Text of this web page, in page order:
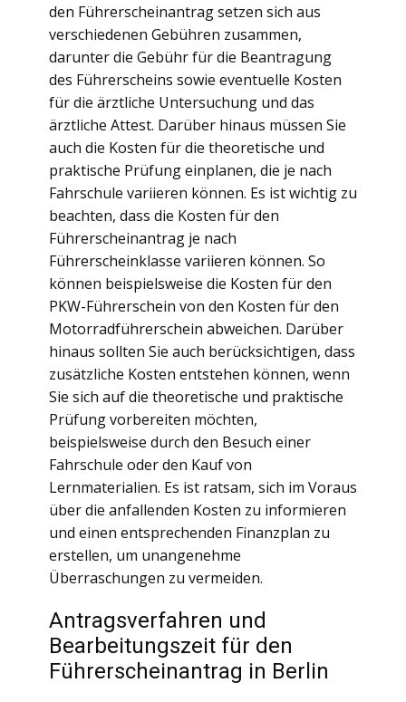
den Führerscheinantrag setzen sich aus
verschiedenen Gebühren zusammen,
darunter die Gebühr für die Beantragung
des Führerscheins sowie eventuelle Kosten
für die ärztliche Untersuchung und das
ärztliche Attest. Darüber hinaus müssen Sie
auch die Kosten für die theoretische und
praktische Prüfung einplanen, die je nach
Fahrschule variieren können. Es ist wichtig zu
beachten, dass die Kosten für den
Führerscheinantrag je nach
Führerscheinklasse variieren können. So
können beispielsweise die Kosten für den
PKW-Führerschein von den Kosten für den
Motorradführerschein abweichen. Darüber
hinaus sollten Sie auch berücksichtigen, dass
zusätzliche Kosten entstehen können, wenn
Sie sich auf die theoretische und praktische
Prüfung vorbereiten möchten,
beispielsweise durch den Besuch einer
Fahrschule oder den Kauf von
Lernmaterialien. Es ist ratsam, sich im Voraus
über die anfallenden Kosten zu informieren
und einen entsprechenden Finanzplan zu
erstellen, um unangenehme
Überraschungen zu vermeiden.
Antragsverfahren und
Bearbeitungszeit für den
Führerscheinantrag in Berlin